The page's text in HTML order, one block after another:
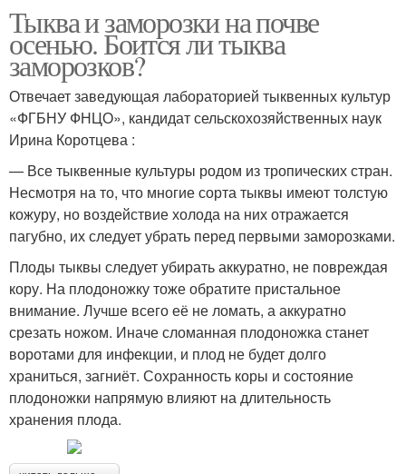
Тыква и заморозки на почве
осенью. Боится ли тыква
заморозков?
Отвечает заведующая лабораторией тыквенных культур
«ФГБНУ ФНЦО», кандидат сельскохозяйственных наук
Ирина Коротцева :
— Все тыквенные культуры родом из тропических стран.
Несмотря на то, что многие сорта тыквы имеют толстую
кожуру, но воздействие холода на них отражается
пагубно, их следует убрать перед первыми заморозками.
Плоды тыквы следует убирать аккуратно, не повреждая
кору. На плодоножку тоже обратите пристальное
внимание. Лучше всего её не ломать, а аккуратно
срезать ножом. Иначе сломанная плодоножка станет
воротами для инфекции, и плод не будет долго
храниться, загниёт. Сохранность коры и состояние
плодоножки напрямую влияют на длительность
хранения плода.